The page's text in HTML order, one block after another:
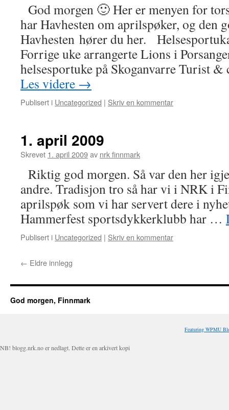
God morgen 🙂 Her er menyen for
har Havhesten om aprilspøker, og den
Havhesten hører du her.
Forrige uke arrangerte Lions i
helsesportuke på Skoganvarre Turist
Les videre →
Publisert i Uncategorized | Skriv en kommentar
1. april 2009
Skrevet 1. april 2009av nrk finnmark
Riktig god morgen. Så var den her
andre. Tradisjon tro så har vi i NRK i
aprilspøk som vi har servert dere i
Hammerfest sportsdykkerklubb har …
Publisert i Uncategorized | Skriv en kommentar
← Eldre innlegg
God morgen, Finnmark
Featuring WPMU
NB! blogg.nrk.no er nedlagt. Dette er en arkivert kopi